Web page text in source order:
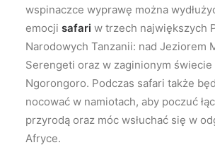
wspinaczce wyprawę można
emocji safari w trzech największych
Narodowych Tanzanii: nad Jeziorem
Serengeti oraz w zaginionym świecie
Ngorongoro. Podczas safari także
nocować w namiotach, aby poczuć
przyrodą oraz móc wsłuchać się w
Afryce.